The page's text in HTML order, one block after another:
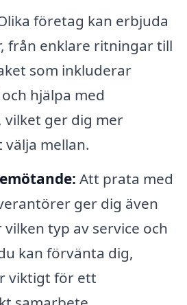
företag kan erbjuda
från enklare ritningar till
som inkluderar
hjälpa med
vilket ger dig mer
mellan.
Att prata med
ger dig även
typ av service och
kan förvänta dig,
viktigt för ett